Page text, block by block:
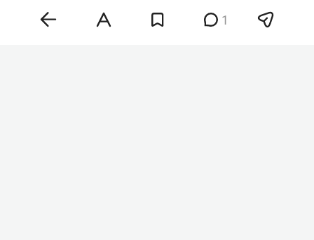
разным режимом допуска. Речь идет о случаях,
когда вместе закупаются товары, имеющие
1